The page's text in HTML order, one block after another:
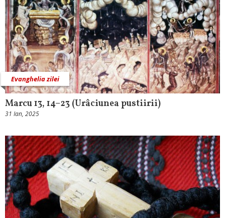
Evanghelia zilei
Marcu 13, 14–23 (Urâciunea pustiirii)
31 Ian, 2025